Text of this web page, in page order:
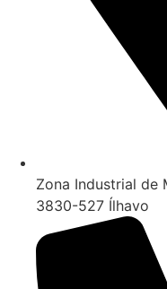
Zona Industrial de
3830-527 Ílhavo